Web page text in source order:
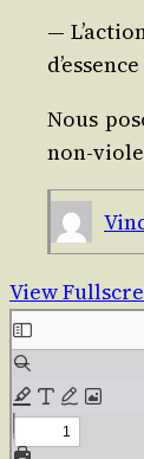
—
Nous
View